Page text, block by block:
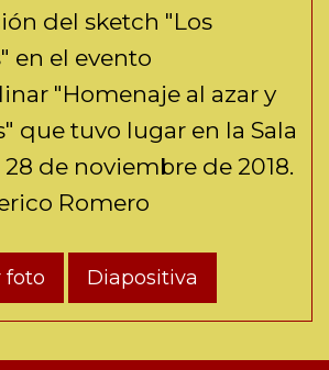
del sketch "Los
en el evento
"Homenaje al azar y
que tuvo lugar en la Sala
de noviembre de 2018.
Romero
foto Diapositiva